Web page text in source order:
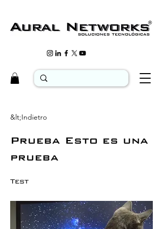
&lt;Indietro
Prueba Esto es una
prueba
Test